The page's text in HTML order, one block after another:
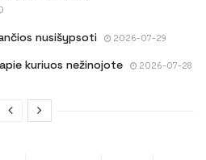
nusišypsoti 2026-07-29
kuriuos nežinojote 2026-07-28